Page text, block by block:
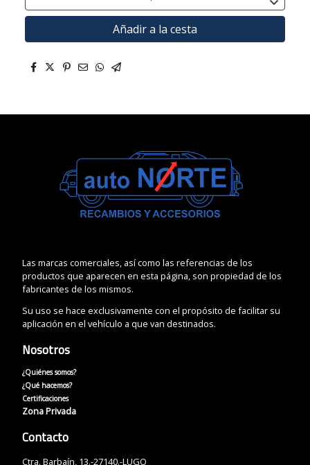
Añadir a la cesta
Las marcas comerciales, así como las referencias de los
productos que aparecen en esta página, son propiedad de los
fabricantes de los mismos.
Su uso se hace exclusivamente con el propósito de facilitar su
aplicación en el vehículo a que van destinados.
Nosotros
¿Quiénes somos?
¿Qué hacemos?
Certificaciones
Zona Privada
Contacto
Ctra. Barbaín, 13.-27140.-LUGO